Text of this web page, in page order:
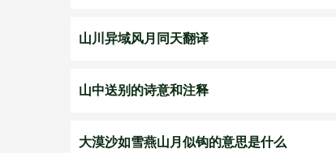
山川异域风月同天翻译
山中送别的诗意和注释
大漠沙如雪燕山月似钩的意思是什么